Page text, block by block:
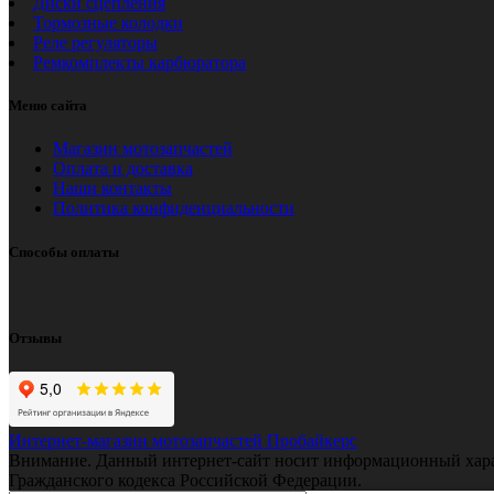
Тормозные колодки
Реле регуляторы
Ремкомплекты карбюратора
Меню сайта
Магазин мотозапчастей
Оплата и доставка
Наши контакты
Политика конфиденциальности
Способы оплаты
Отзывы
Интернет-магазин мотозапчастей Пробайкерс
Внимание. Данный интернет-сайт носит информационный
Гражданского кодекса Российской Федерации.